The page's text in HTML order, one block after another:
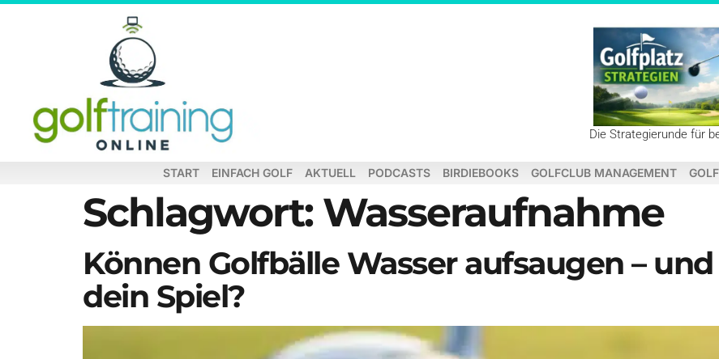
Die Strategierunde für
START EINFACH GOLF AKTUELL PODCASTS BIRDIEBOOKS GOLFCLUB MANAGEMENT
Schlagwort: Wasseraufnahme
Können Golfbälle Wasser aufsaugen –
dein Spiel?